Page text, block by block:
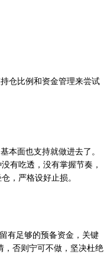
仓比例和资金管理来尝试
本面也支持就做进去了。
有吃透，没有掌握节奏，
，严格设好止损。
有足够的预备资金，关键
，否则宁可不做，坚决杜绝